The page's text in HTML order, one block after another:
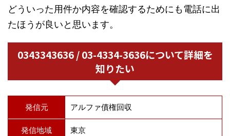
どういった用件か内容を確認するためにも電話に出
たほうが良いと思います。
0343343636 / 03-4334-3636について詳細を
知りたい
発信元 アルファ債権回収
発信地域 東京